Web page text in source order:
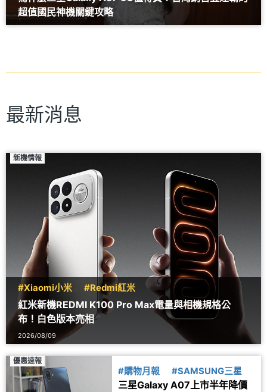
超值國民神機關鍵攻略
最新消息
新機情報
#Xiaomi小米 #Redmi紅米
紅米新機REDMI K100 Pro Max電量與相機規格公
布！白色版本亮相
2026/08/09
優惠速報
#購物月報 #SAMSUNG三星
三星Galaxy A07上市半年降價